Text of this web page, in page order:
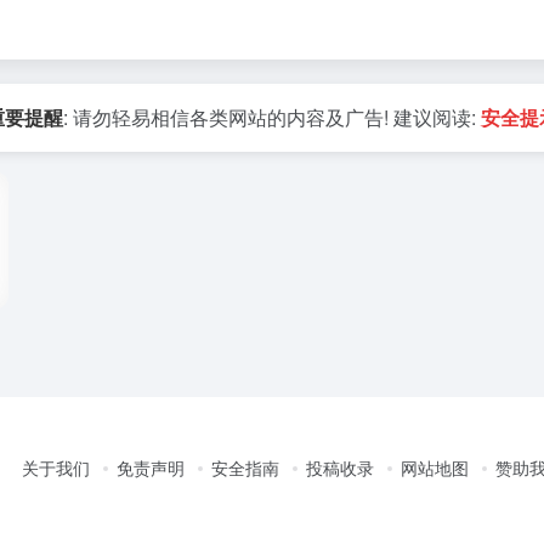
提醒: 请勿轻易相信各类网站的内容及广告! 建议阅读: 安全提
关于我们 免责声明 安全指南 投稿收录 网站地图 赞助